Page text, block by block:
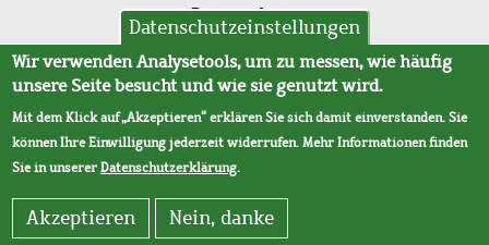
Datenschutz
AVB
Datenschutzeinstellungen
Wir verwenden Analysetools, um zu messen, wie häufig
unsere Seite besucht und wie sie genutzt wird.
Mit dem Klick auf „Akzeptieren“ erklären Sie sich damit einverstanden. Sie
können Ihre Einwilligung jederzeit widerrufen. Mehr Informationen finden
Sie in unsererDatenschutzerklärung.
Akzeptieren Nein, danke